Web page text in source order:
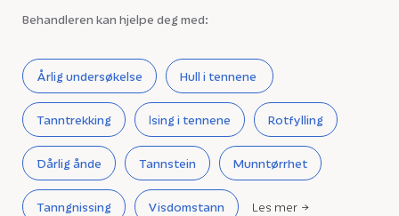
Behandleren kan hjelpe deg med:
Årlig undersøkelse Hull i tennene
Tanntrekking Ising i tennene Rotfylling
Dårlig ånde Tannstein Munntørrhet
Tanngnissing Visdomstann Les mer